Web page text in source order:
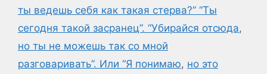
ты ведешь себя как такая стерва?” “Ты
сегодня такой засранец”. “Убирайся отсюда,
но ты не можешь так со мной
разговаривать”. Или “Я понимаю, но это